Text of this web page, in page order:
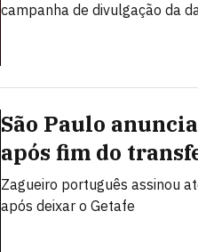
campanha de divulgação da
São Paulo
após fim do
Zagueiro português assinou
após deixar o Getafe